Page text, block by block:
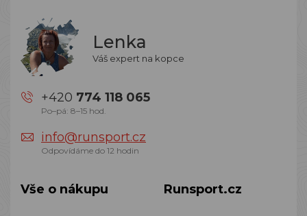
Lenka
Váš expert na kopce
+420 774 118 065
Po–pá: 8–15 hod.
info@runsport.cz
Odpovídáme do 12 hodin
Vše o nákupu Runsport.cz